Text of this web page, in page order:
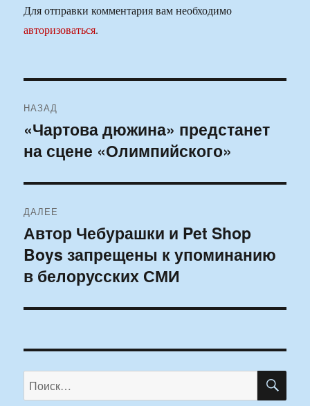
Для отправки комментария вам необходимо
авторизоваться.
по
записям
НАЗАД
Предыдущая
запись:
«Чартова дюжина» предстанет
на сцене «Олимпийского»
ДАЛЕЕ
Следующая
запись:
Автор Чебурашки и Pet Shop
Boys запрещены к упоминанию
в белорусских СМИ
Искать: